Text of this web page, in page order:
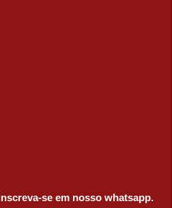
se em nosso whatsapp.